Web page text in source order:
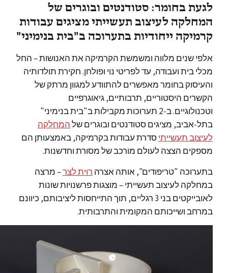
לגעת בחומר: סטודנטים ובוגרים של
המחלקה לעיצוב תעשייתי מציגים עבודות
קרמיקה ייחודיות בתערוכה ב"בית בנימיני"
אלפי שנים מלווה ומשמשת הקרמיקה את האנושות – החל
מכלי בית ועבודה, עד לפריטי נוי ופולחן. חקירת תולדותיה
והעיסוק בחומר מאפשרים להתוודע למגוון מרתק של
הקשרים היסטוריים, תרבותיים, גיאוגרפיים
וטכנולוגיים. ב-2 תערוכות מקבילות ב"בית בנימיני"
בתל-אביב, מציגים סטודנטים ובוגרים שלהמחלקה
לעיצוב תעשייתיסדרת עבודות בקרמיקה, באמצעותן הם
מספקים הצצה לעולם מורכב של מסורת וחדשנות.
בתערוכה "טריפודים", אותה אצרה רוית לצר– מרצה
במחלקה לעיצוב תעשייתי – מוצגות פרשנויות שונות
לאובייקטים בני 3 רגליים, תוך התייחסות ליציבותם, כיוונם
במרחב ושייכותם המקומית והתרבותית.